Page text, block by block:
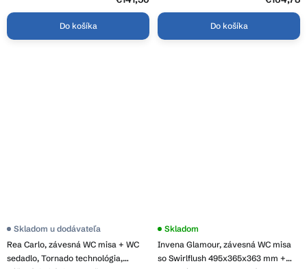
001-W
Do košíka Do košíka
Rea Carlo, závesná WC misa + WC
sedadlo, Tornado technológia,
béžová-imitácia kameňa, REA-
Skladom u dodávateľa
Invena Glamour, závesná WC misa
so Swirlflush 495x365x363 mm +
toaletné sedadlo s pomalým
Skladom